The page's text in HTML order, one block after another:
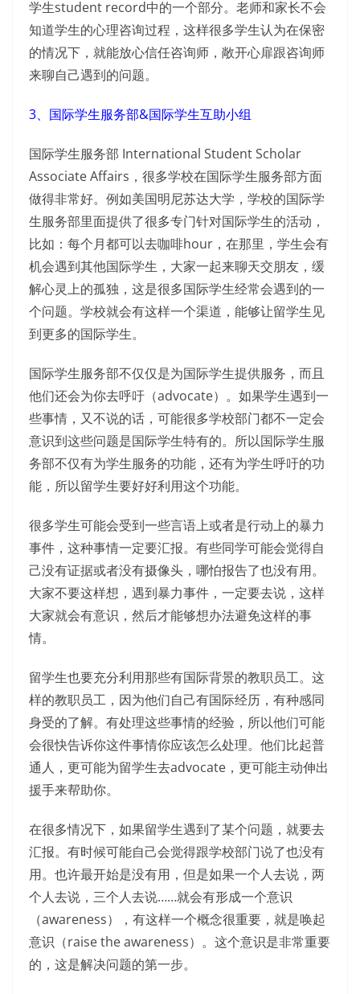
学生student record中的一个部分。老师和家长不会
知道学生的心理咨询过程，这样很多学生认为在保密
的情况下，就能放心信任咨询师，敞开心扉跟咨询师
来聊自己遇到的问题。
3、国际学生服务部&国际学生互助小组
国际学生服务部 International Student Scholar
Associate Affairs，很多学校在国际学生服务部方面
做得非常好。例如美国明尼苏达大学，学校的国际学
生服务部里面提供了很多专门针对国际学生的活动，
比如：每个月都可以去咖啡hour，在那里，学生会有
机会遇到其他国际学生，大家一起来聊天交朋友，缓
解心灵上的孤独，这是很多国际学生经常会遇到的一
个问题。学校就会有这样一个渠道，能够让留学生见
到更多的国际学生。
国际学生服务部不仅仅是为国际学生提供服务，而且
他们还会为你去呼吁（advocate）。如果学生遇到一
些事情，又不说的话，可能很多学校部门都不一定会
意识到这些问题是国际学生特有的。所以国际学生服
务部不仅有为学生服务的功能，还有为学生呼吁的功
能，所以留学生要好好利用这个功能。
很多学生可能会受到一些言语上或者是行动上的暴力
事件，这种事情一定要汇报。有些同学可能会觉得自
己没有证据或者没有摄像头，哪怕报告了也没有用。
大家不要这样想，遇到暴力事件，一定要去说，这样
大家就会有意识，然后才能够想办法避免这样的事
情。
留学生也要充分利用那些有国际背景的教职员工。这
样的教职员工，因为他们自己有国际经历，有种感同
身受的了解。有处理这些事情的经验，所以他们可能
会很快告诉你这件事情你应该怎么处理。他们比起普
通人，更可能为留学生去advocate，更可能主动伸出
援手来帮助你。
在很多情况下，如果留学生遇到了某个问题，就要去
汇报。有时候可能自己会觉得跟学校部门说了也没有
用。也许最开始是没有用，但是如果一个人去说，两
个人去说，三个人去说……就会有形成一个意识
（awareness），有这样一个概念很重要，就是唤起
意识（raise the awareness）。这个意识是非常重要
的，这是解决问题的第一步。